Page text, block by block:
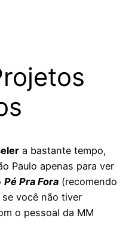
a bastante tempo,
Paulo apenas para ver
Pé Pra Fora (recomendo
você não tiver
o pessoal da MM